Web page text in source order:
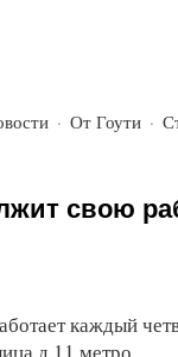
· От Гоути ·
свою
каждый